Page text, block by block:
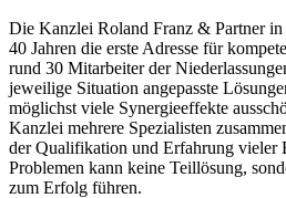
Die Kanzlei Roland Franz & Partner in
40 Jahren die erste Adresse für
rund 30 Mitarbeiter der
jeweilige Situation angepasste
möglichst viele Synergieeffekte
Kanzlei mehrere Spezialisten
der Qualifikation und Erfahrung vieler
Problemen kann keine Teillösung,
zum Erfolg führen.